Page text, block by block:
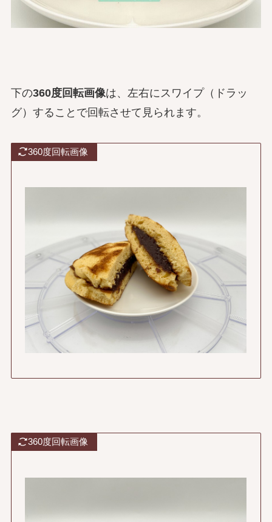
下の360度回転画像は、左右にスワイプ（ドラッ
グ）することで回転させて見られます。
360度回転画像
360度回転画像